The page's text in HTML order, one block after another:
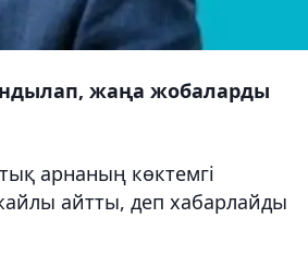
жаңа жобаларды
арнаның көктемгі
айтты, деп хабарлайды